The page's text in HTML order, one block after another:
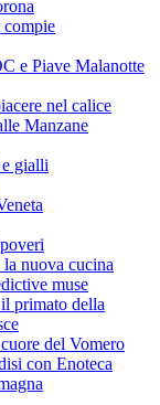
e Piave Malanotte
nel calice
Manzane
gialli
nuova cucina
muse
primato della
del Vomero
con Enoteca